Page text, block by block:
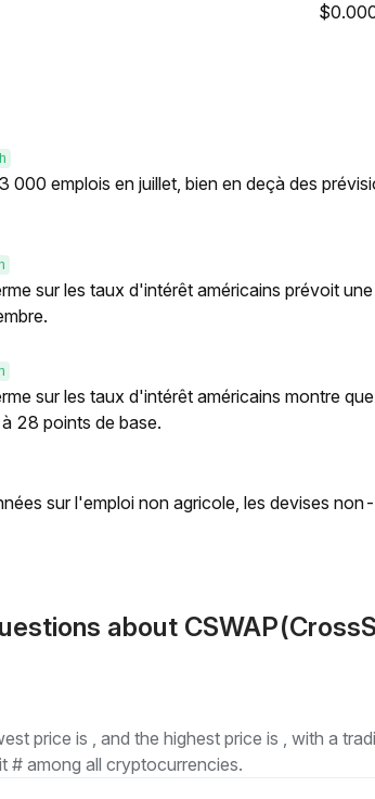
emplois en juillet, bien en deçà des
sur les taux d'intérêt américains prévoit
sur les taux d'intérêt américains montre
28 points de base.
sur l'emploi non agricole, les devises
about
price is , and the highest price is , with a
# among all cryptocurrencies.